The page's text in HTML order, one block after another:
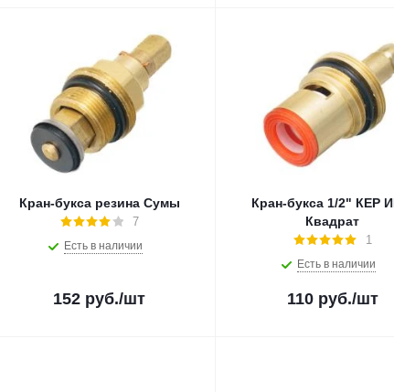
Кран-букса резина Сумы
7
Есть в наличии
152 руб./шт
Кран-букса 1/2" КЕР
Квадрат
1
Есть в наличии
110руб./шт